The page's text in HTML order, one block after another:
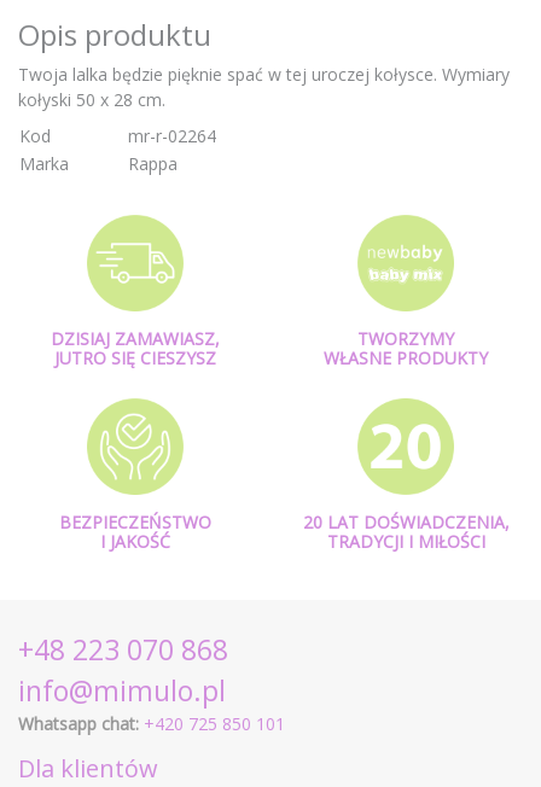
Opis produktu
Twoja lalka będzie pięknie spać w tej uroczej kołysce. Wymiary
kołyski 50 x 28 cm.
Kod
mr-r-02264
Marka
Rappa
DZISIAJ ZAMAWIASZ,
JUTRO SIĘ CIESZYSZ
TWORZYMY
WŁASNE PRODUKTY
BEZPIECZEŃSTWO
I JAKOŚĆ
20 LAT DOŚWIADCZENIA,
TRADYCJI I MIŁOŚCI
+48 223 070 868
info@mimulo.pl
Whatsapp chat: +420 725 850 101
Dla klientów